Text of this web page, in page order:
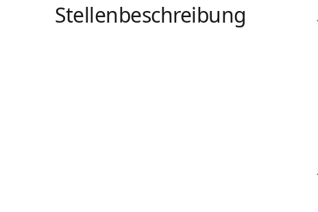
Stellenbeschreibung